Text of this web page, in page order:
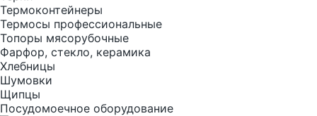
Термоконтейнеры
Термосы профессиональные
Топоры мясорубочные
Фарфор, стекло, керамика
Хлебницы
Шумовки
Щипцы
Посудомоечное оборудование